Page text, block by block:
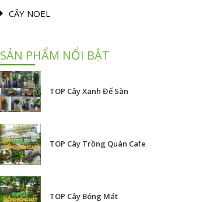
CÂY NOEL
SẢN PHẨM NỔI BẬT
TOP Cây Xanh Để Sàn
TOP Cây Trồng Quán Cafe
TOP Cây Bóng Mát